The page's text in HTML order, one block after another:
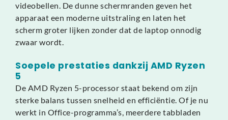
videobellen. De dunne schermranden geven het
apparaat een moderne uitstraling en laten het
scherm groter lijken zonder dat de laptop onnodig
zwaar wordt.
Soepele prestaties dankzij AMD Ryzen
5
De AMD Ryzen 5-processor staat bekend om zijn
sterke balans tussen snelheid en efficiëntie. Of je nu
werkt in Office-programma’s, meerdere tabbladen